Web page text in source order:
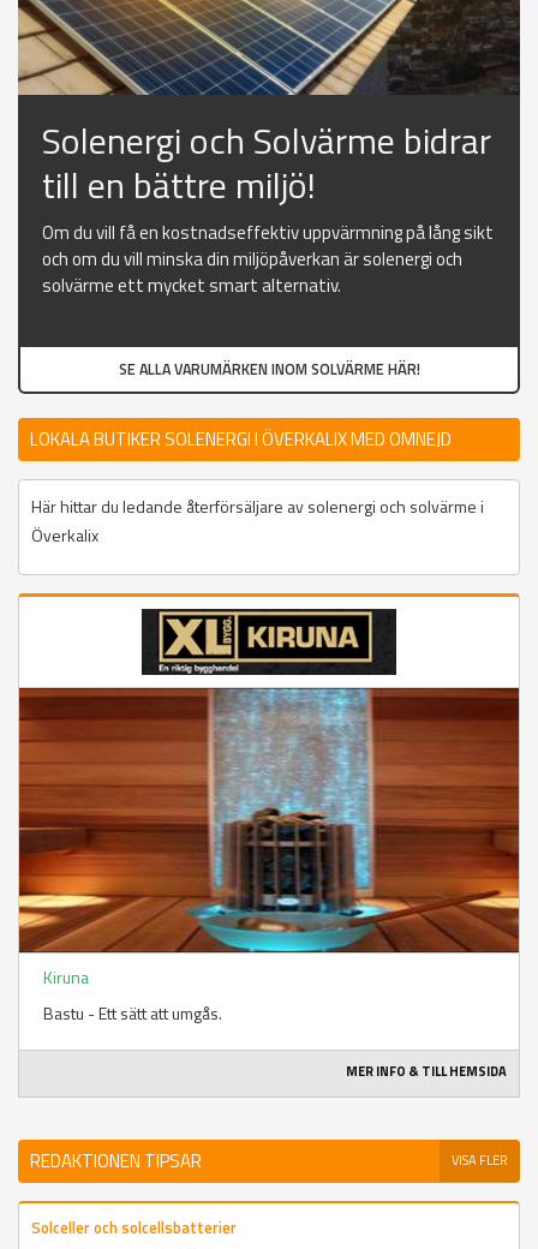
Solenergi och Solvärme bidrar
till en bättre miljö!
Om du vill få en kostnadseffektiv uppvärmning på lång sikt
och om du vill minska din miljöpåverkan är solenergi och
solvärme ett mycket smart alternativ.
SE ALLA VARUMÄRKEN INOM SOLVÄRME HÄR!
LOKALA BUTIKER SOLENERGI I ÖVERKALIX MED OMNEJD
Här hittar du ledande återförsäljare av solenergi och solvärme i
Överkalix
Kiruna
Bastu - Ett sätt att umgås.
MER INFO & TILL HEMSIDA
REDAKTIONEN TIPSAR VISA FLER
Solceller och solcellsbatterier